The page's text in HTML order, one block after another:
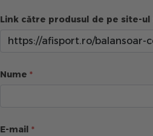
Link către produsul de pe site-
Nume
E-mail